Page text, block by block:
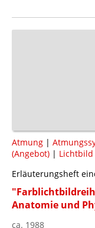
Atmung |
(Angebot) | Lichtbild
Erläuterungsheft
Anatomie und
ca. 1988